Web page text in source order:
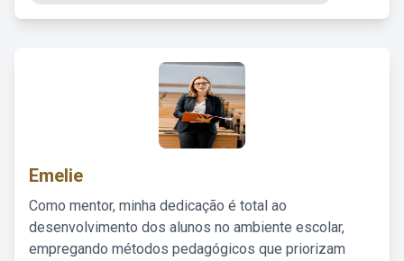
Emelie
Como mentor, minha dedicação é total ao
desenvolvimento dos alunos no ambiente escolar,
empregando métodos pedagógicos que priorizam